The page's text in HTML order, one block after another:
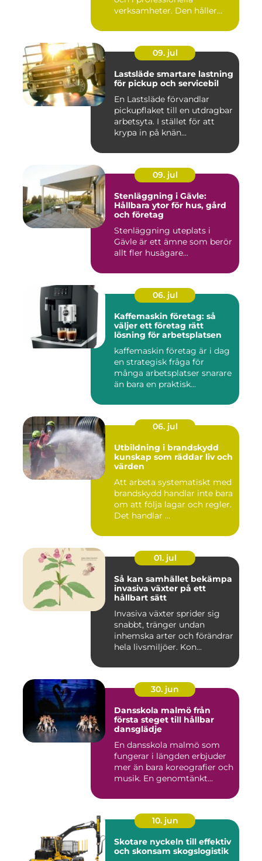
verksamheter. Den håller...
09. jul
Lastsläde smartare lastning
för pickup och servicebil
En Lastsläde förvandlar
pickupflaket till en utdragbar
arbetsyta. I stället för att
krypa in på knän...
09. jul
Stenläggning i Gävle:
Hållbara ytor för hus, gård
och företag
Stenläggning uteplats i
Gävle är ett ämne som berör
allt fler husägare...
06. jul
Kaffemaskin företag: så
väljer ett företag rätt
lösning för arbetsplatsen
kaffemaskin företag är i dag
en strategisk fråga för
många arbetsplatser snarare
än bara en praktisk...
06. jul
Utbildning i brandskydd
kunskap som räddar liv och
värden
Att arbeta systematiskt med
brandskydd handlar inte bara
om att följa lagar och regler.
Det handlar ...
01. jul
Så kan samhället bekämpa
invasiva växter på ett
hållbart sätt
Invasiva växter sprider sig
snabbt, tränger undan
inhemska arter och förändrar
hela livsmiljöer. Kon...
30. jun
Dansskola malmö från
första steget till hållbar
dansglädje
En dansskola malmö som
fungerar i längden erbjuder
mer än bara koreografier och
musik. En genomtänkt...
10. jun
Skotare nyckeln till effektiv
och skonsam skogslogistik